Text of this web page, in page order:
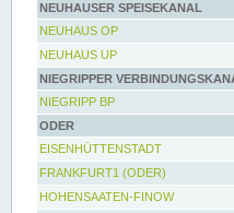
NEUHAUSER SPEISEKANAL
NEUHAUS OP
NEUHAUS UP
NIEGRIPPER
NIEGRIPP BP
ODER
EISENHÜTTENSTADT
FRANKFURT1 (ODER)
HOHENSAATEN-FINOW